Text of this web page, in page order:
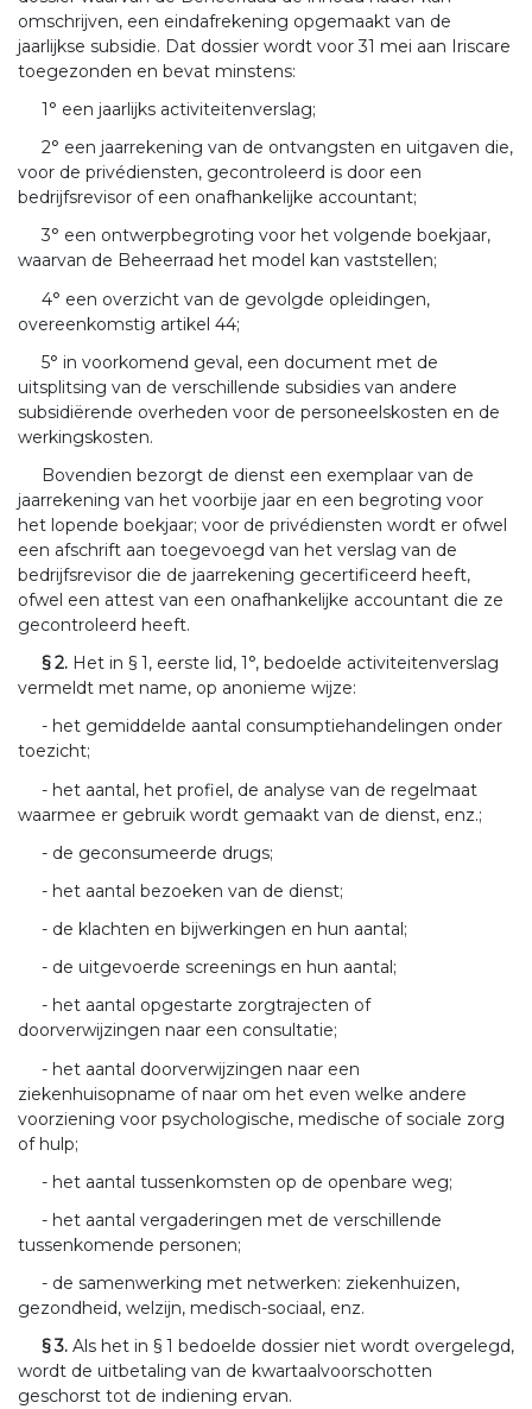
omschrijven, een eindafrekening opgemaakt van de
jaarlijkse subsidie. Dat dossier wordt voor 31 mei aan Iriscare
toegezonden en bevat minstens:
1° een jaarlijks activiteitenverslag;
2° een jaarrekening van de ontvangsten en uitgaven die,
voor de privédiensten, gecontroleerd is door een
bedrijfsrevisor of een onafhankelijke accountant;
3° een ontwerpbegroting voor het volgende boekjaar,
waarvan de Beheerraad het model kan vaststellen;
4° een overzicht van de gevolgde opleidingen,
overeenkomstig artikel 44;
5° in voorkomend geval, een document met de
uitsplitsing van de verschillende subsidies van andere
subsidiërende overheden voor de personeelskosten en de
werkingskosten.
Bovendien bezorgt de dienst een exemplaar van de
jaarrekening van het voorbije jaar en een begroting voor
het lopende boekjaar; voor de privédiensten wordt er ofwel
een afschrift aan toegevoegd van het verslag van de
bedrijfsrevisor die de jaarrekening gecertificeerd heeft,
ofwel een attest van een onafhankelijke accountant die ze
gecontroleerd heeft.
§ 2. Het in § 1, eerste lid, 1°, bedoelde activiteitenverslag
vermeldt met name, op anonieme wijze:
- het gemiddelde aantal consumptiehandelingen onder
toezicht;
- het aantal, het profiel, de analyse van de regelmaat
waarmee er gebruik wordt gemaakt van de dienst, enz.;
- de geconsumeerde drugs;
- het aantal bezoeken van de dienst;
- de klachten en bijwerkingen en hun aantal;
- de uitgevoerde screenings en hun aantal;
- het aantal opgestarte zorgtrajecten of
doorverwijzingen naar een consultatie;
- het aantal doorverwijzingen naar een
ziekenhuisopname of naar om het even welke andere
voorziening voor psychologische, medische of sociale zorg
of hulp;
- het aantal tussenkomsten op de openbare weg;
- het aantal vergaderingen met de verschillende
tussenkomende personen;
- de samenwerking met netwerken: ziekenhuizen,
gezondheid, welzijn, medisch-sociaal, enz.
§ 3. Als het in § 1 bedoelde dossier niet wordt overgelegd,
wordt de uitbetaling van de kwartaalvoorschotten
geschorst tot de indiening ervan.